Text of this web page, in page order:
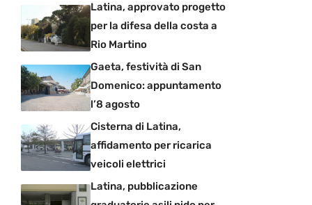
Latina, approvato progetto
per la difesa della costa a
Rio Martino
Gaeta, festività di San
Domenico: appuntamento
l’8 agosto
Cisterna di Latina,
affidamento per ricarica
veicoli elettrici
Latina, pubblicazione